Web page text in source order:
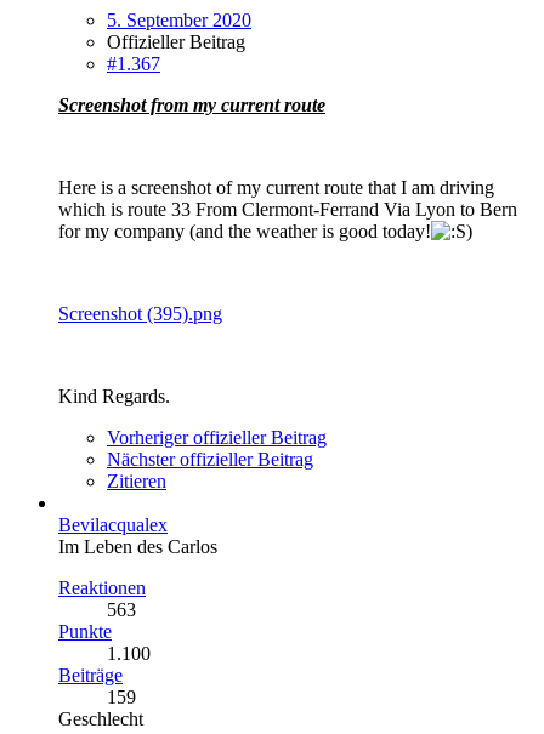
5. September 2020
Offizieller Beitrag
#1.367
Screenshot from my current route
Here is a screenshot of my current route that I am driving
which is route 33 From Clermont-Ferrand Via Lyon to Bern
for my company (and the weather is good today!
)
Screenshot (395).png
Kind Regards.
Vorheriger offizieller Beitrag
Nächster offizieller Beitrag
Zitieren
Bevilacqualex
Im Leben des Carlos
Reaktionen
563
Punkte
1.100
Beiträge
159
Geschlecht